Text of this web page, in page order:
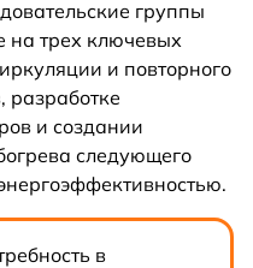
группы
на трех ключевых
и повторного
разработке
и создании
следующего
в